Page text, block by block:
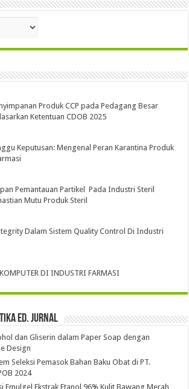
Produk CCP pada Pedagang Besar
Ketentuan CDOB 2025
Keputusan: Mengenal Peran Karantina Produk
Pemantauan Partikel Pada Industri Steril
Mutu Produk Steril
Dalam Sistem Quality Control Di Industri
DI INDUSTRI FARMASI
Ed. Jurnal
dan Gliserin dalam Paper Soap dengan
Design
Seleksi Pemasok Bahan Baku Obat di PT.
2024
Emulgel Ekstrak Etanol 96% Kulit Bawang Merah